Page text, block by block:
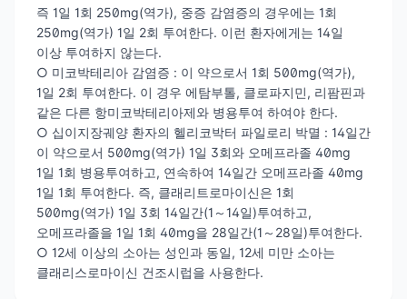
즉 1일 1회 250mg(역가), 중증 감염증의 경우에는 1회
250mg(역가) 1일 2회 투여한다. 이런 환자에게는 14일
이상 투여하지 않는다.
○ 미코박테리아 감염증 : 이 약으로서 1회 500mg(역가),
1일 2회 투여한다. 이 경우 에탐부톨, 클로파지민, 리팜핀과
같은 다른 항미코박테리아제와 병용투여 하여야 한다.
○ 십이지장궤양 환자의 헬리코박터 파일로리 박멸 : 14일간
이 약으로서 500mg(역가) 1일 3회와 오메프라졸 40mg
1일 1회 병용투여하고, 연속하여 14일간 오메프라졸 40mg
1일 1회 투여한다. 즉, 클래리트로마이신은 1회
500mg(역가) 1일 3회 14일간(1～14일)투여하고,
오메프라졸을 1일 1회 40mg을 28일간(1～28일)투여한다.
○ 12세 이상의 소아는 성인과 동일, 12세 미만 소아는
클래리스로마이신 건조시럽을 사용한다.